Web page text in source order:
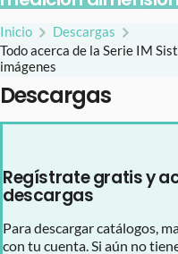
Inicio
Descargas
Todo acerca de la Serie IM
imágenes
Descargas
Regístrate gratis y
descargas
Para descargar catálogos,
con tu cuenta. Si aún no